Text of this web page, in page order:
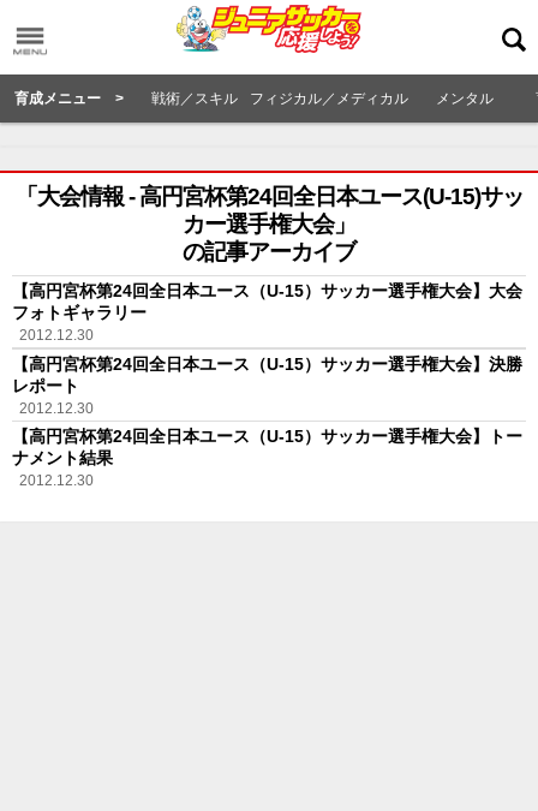
育成メニュー > 戦術／スキル フィジカル／メディカル メンタル
「大会情報 - 高円宮杯第24回全日本ユース(U-15)サッ
カー選手権大会」
の記事アーカイブ
【高円宮杯第24回全日本ユース（U-15）サッカー選手権大会】大会
フォトギャラリー
2012.12.30
【高円宮杯第24回全日本ユース（U-15）サッカー選手権大会】決勝
レポート
2012.12.30
【高円宮杯第24回全日本ユース（U-15）サッカー選手権大会】トー
ナメント結果
2012.12.30